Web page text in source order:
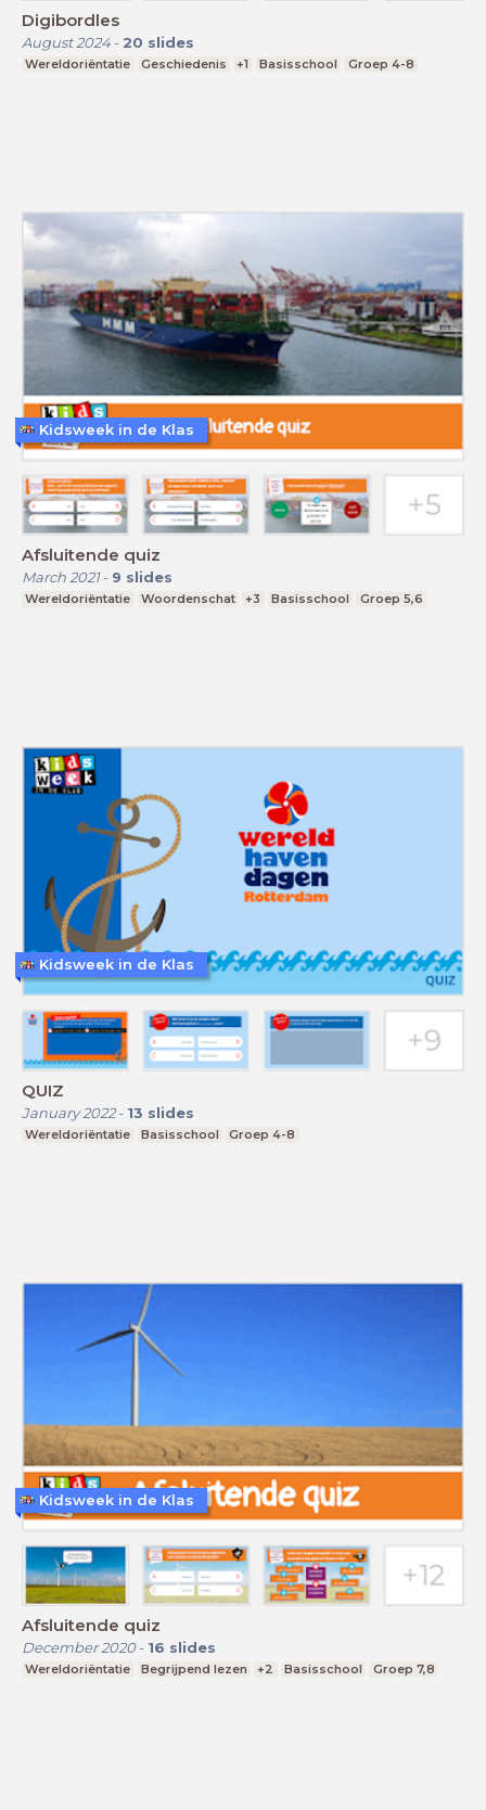
Digibordles
August 2024- 20 slides
Wereldoriëntatie Geschiedenis +1 Basisschool Groep 4-8
Afsluitende quiz
March 2021- 9 slides
Wereldoriëntatie Woordenschat +3 Basisschool Groep 5,6
Kidsweek in de Klas
QUIZ
January 2022- 13 slides
Wereldoriëntatie Basisschool Groep 4-8
Kidsweek in de Klas
Afsluitende quiz
December 2020- 16 slides
Wereldoriëntatie Begrijpend lezen +2 Basisschool Groep 7,8
Kidsweek in de Klas